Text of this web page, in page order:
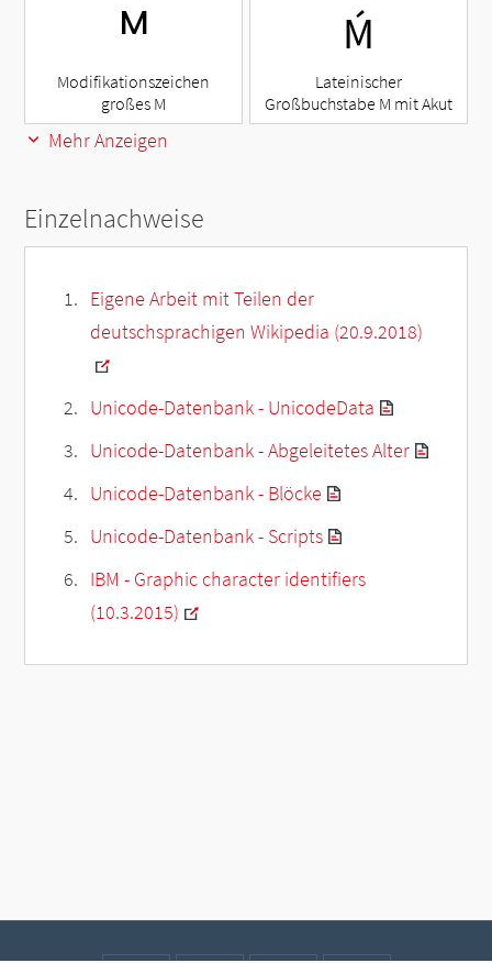
ᴹ
Modifikationszeichen
großes M
Ḿ
Lateinischer
Großbuchstabe M mit Akut
Mehr Anzeigen
Einzelnachweise
Eigene Arbeit mit Teilen der
deutschsprachigen Wikipedia (20.9.2018)
Unicode-Datenbank - UnicodeData
Unicode-Datenbank - Abgeleitetes Alter
Unicode-Datenbank - Blöcke
Unicode-Datenbank - Scripts
IBM - Graphic character identifiers
(10.3.2015)